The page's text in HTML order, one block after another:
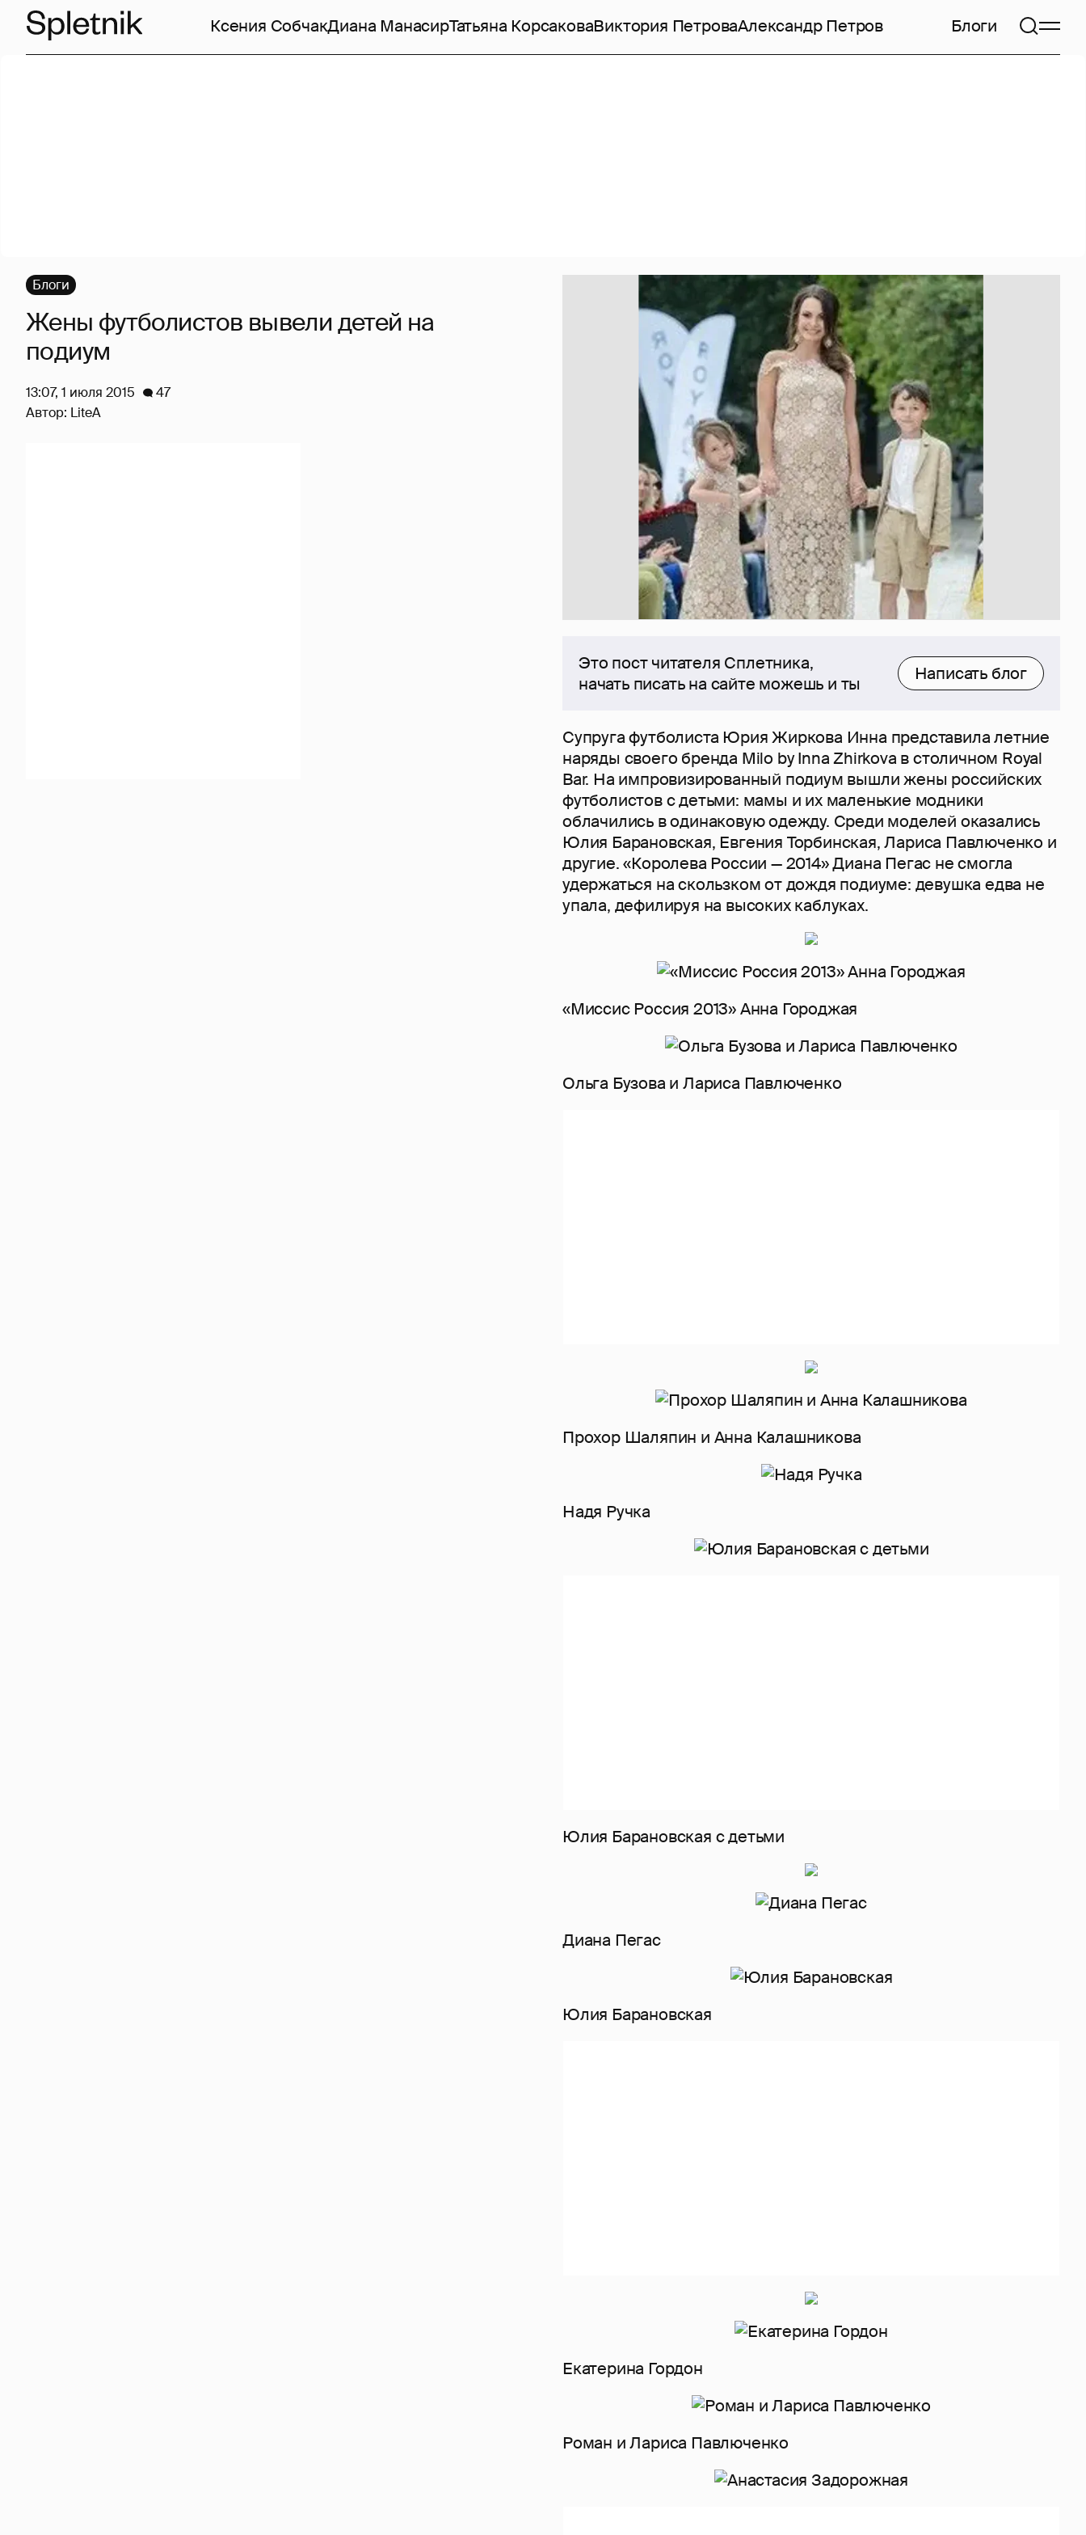
Ксения СобчакДиана МанасирТатьяна КорсаковаВиктория ПетроваАлександр Петров Блоги
Это пост читателя Сплетника,
начать писать на сайте можешь и ты
Написать блог
Супруга футболиста Юрия Жиркова Инна представила летние
наряды своего бренда Milo by Inna Zhirkova в столичном Royal
Bar. На импровизированный подиум вышли жены российских
футболистов с детьми: мамы и их маленькие модники
облачились в одинаковую одежду. Среди моделей оказались
Юлия Барановская, Евгения Торбинская, Лариса Павлюченко и
другие. «Королева России — 2014» Диана Пегас не смогла
удержаться на скользком от дождя подиуме: девушка едва не
упала, дефилируя на высоких каблуках.
«Миссис Россия 2013» Анна Городжая
Ольга Бузова и Лариса Павлюченко
Прохор Шаляпин и Анна Калашникова
Надя Ручка
Юлия Барановская с детьми
Диана Пегас
Юлия Барановская
Екатерина Гордон
Роман и Лариса Павлюченко
Блоги
Жены футболистов вывели детей на
подиум
13:07, 1 июля 2015
47
Автор: LiteA